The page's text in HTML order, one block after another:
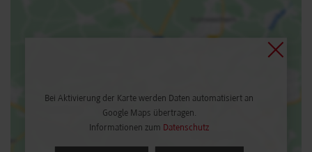
Bei Aktivierung der Karte werden Daten automatisiert an
Google Maps übertragen.
Informationen zum Datenschutz